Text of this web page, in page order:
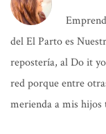
del El Parto es
repostería, al Do it
red porque entre
merienda a mis hijos